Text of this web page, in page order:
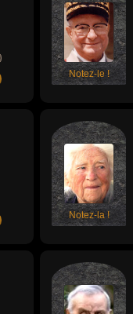
Notez-le !
Notez-la !